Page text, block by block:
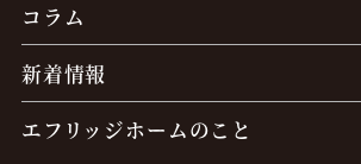
コラム
新着情報
エフリッジホームのこと